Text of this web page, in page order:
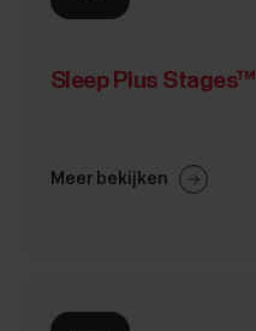
Sleep Plus Stages™
Meer bekijken